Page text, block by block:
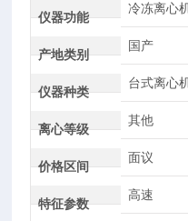
仪器功能
冷冻离心
产地类别
国产
仪器种类
台式离心
离心等级
其他
价格区间
面议
特征参数
高速